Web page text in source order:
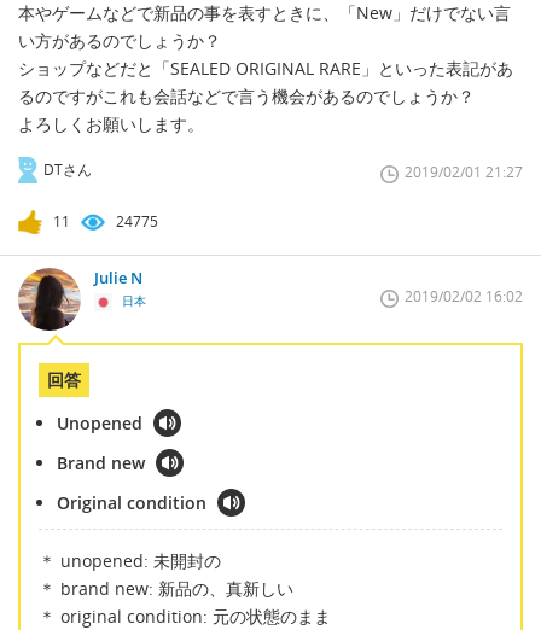
本やゲームなどで新品の事を表すときに、「New」だけでない言
い方があるのでしょうか？
ショップなどだと「SEALED ORIGINAL RARE」といった表記があ
るのですがこれも会話などで言う機会があるのでしょうか？
よろしくお願いします。
DTさん 2019/02/01 21:27
11 24775
Julie N
日本 2019/02/02 16:02
回答
Unopened
Brand new
Original condition
＊ unopened: 未開封の
＊ brand new: 新品の、真新しい
＊ original condition: 元の状態のまま